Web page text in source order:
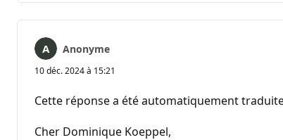
Anonyme
10 déc. 2024 à 15:21
Cette réponse a été automatiquement
Cher Dominique Koeppel,